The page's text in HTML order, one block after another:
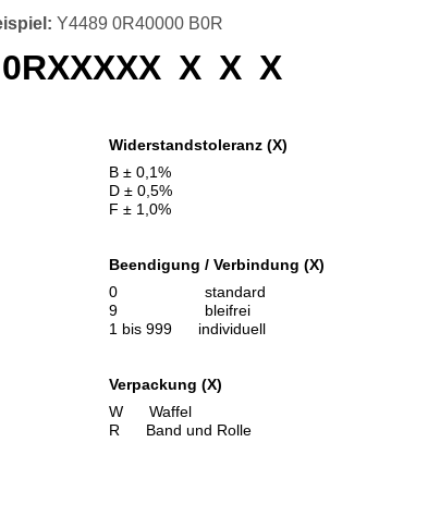
Y4489 0R40000 B0R
0RXXXXX X X X
Widerstandstoleranz (X)
B ± 0,1%
D ± 0,5%
F ± 1,0%
Beendigung / Verbindung (X)
0 standard
9 bleifrei
1 bis 999 individuell
Verpackung (X)
W Waffel
R Band und Rolle